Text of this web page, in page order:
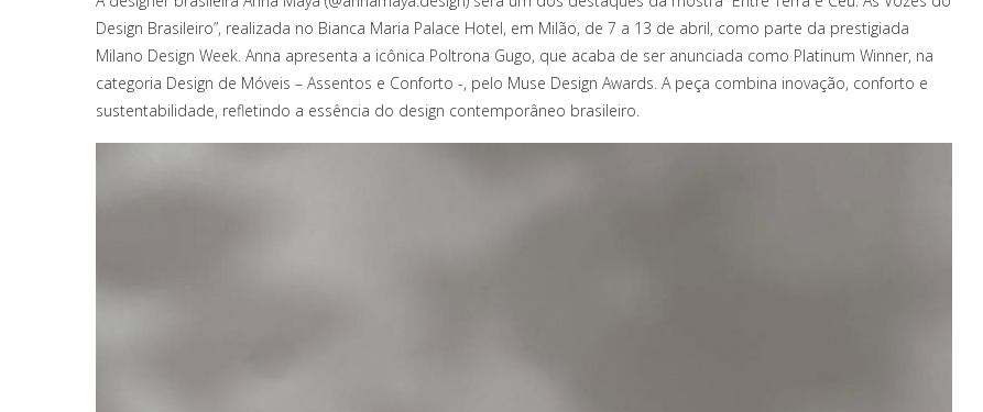
Design Brasileiro”, realizada no Bianca Maria Palace Hotel, em Milão, de 7 a 13 de abril, como parte da prestigiada
Milano Design Week. Anna apresenta a icônica Poltrona Gugo, que acaba de ser anunciada como Platinum Winner, na
categoria Design de Móveis – Assentos e Conforto -, pelo Muse Design Awards. A peça combina inovação, conforto e
sustentabilidade, refletindo a essência do design contemporâneo brasileiro.